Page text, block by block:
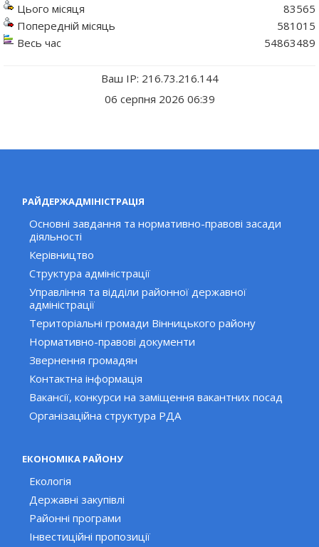
Цього місяця
Попередній місяць
Весь час
83565
581015
54863489
Ваш IP: 216.73.216.144
06 серпня 2026 06:39
РАЙДЕРЖАДМІНІСТРАЦІЯ
Основні завдання та нормативно-правові засади
діяльності
Керівництво
Структура адміністрації
Управління та відділи районної державної
адміністрації
Територіальні громади Вінницького району
Нормативно-правові документи
Звернення громадян
Контактна інформація
Вакансії, конкурси на заміщення вакантних посад
Організаційна структура РДА
ЕКОНОМІКА РАЙОНУ
Екологія
Державні закупівлі
Районні програми
Інвестиційні пропозиції